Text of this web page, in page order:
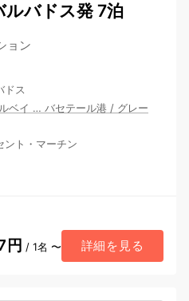
バドス発 7泊
ョン
ドス
ベイ … バセテール港 / グレー
ント・マーチン
/ 1名 〜 詳細を見る